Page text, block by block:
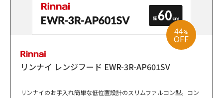
44%
OFF
リンナイ レンジフード EWR-3R-AP601SV
リンナイのお手入れ簡単な低位置設計のスリムファルコン型。コン